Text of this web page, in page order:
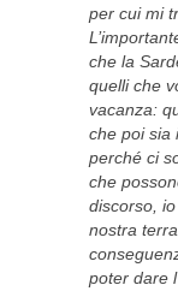
per cui mi
che la
quelli che
vacanza:
che poi sia
perché ci
che
discorso,
nostra
poter dare